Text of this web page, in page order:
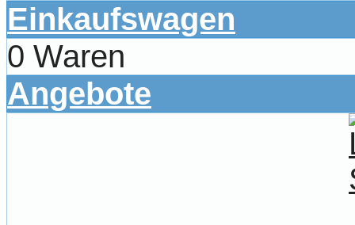
Einkaufswagen
0 Waren
Angebote